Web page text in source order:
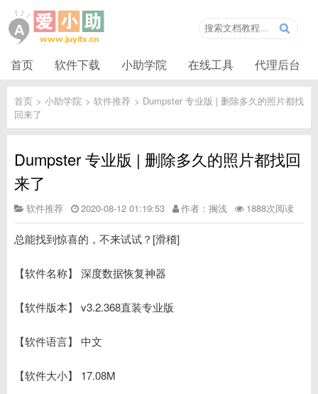
首页 软件下载 小助学院 在线工具 代理后台
首页 > 小助学院 > 软件推荐 > Dumpster 专业版 | 删除多久的照片都找
回来了
Dumpster 专业版 | 删除多久的照片都找回
来了
软件推荐 2020-08-12 01:19:53 作者：搁浅 1888次阅读
总能找到惊喜的，不来试试？[滑稽]
【软件名称】 深度数据恢复神器
【软件版本】 v3.2.368直装专业版
【软件语言】 中文
【软件大小】 17.08M